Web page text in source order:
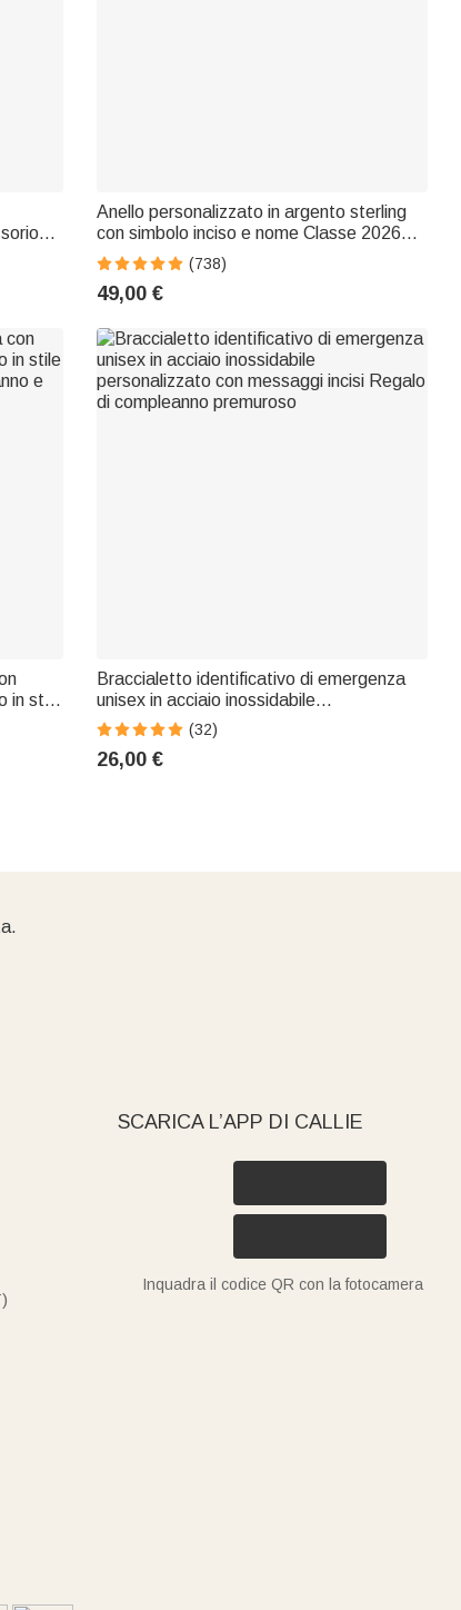
Anello personalizzato in argento sterling
con simbolo inciso e nome Classe 2026
Regalo di laurea per diplomati e laureati
(738)
49,00 €
in stile
e
Braccialetto identificativo di emergenza
unisex in acciaio inossidabile
personalizzato con messaggi incisi Regalo
di compleanno premuroso
(32)
26,00 €
SCARICA L’APP DI CALLIE
Inquadra il codice QR con la fotocamera